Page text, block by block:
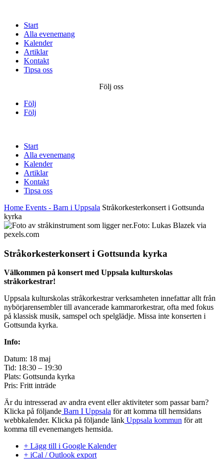
Start
Alla evenemang
Kalender
Artiklar
Kontakt
Tipsa oss
Följ oss
Följ
Följ
Start
Alla evenemang
Kalender
Artiklar
Kontakt
Tipsa oss
Home Events - Barn i Uppsala Stråkorkesterkonsert i Gottsunda
kyrka
Foto: Lukas Blazek via
pexels.com
Stråkorkesterkonsert i Gottsunda kyrka
Välkommen på konsert med Uppsala kulturskolas
stråkorkestrar!
Uppsala kulturskolas stråkorkestrar verksamheten innefattar allt från
nybörjarensembler till avancerade kammarorkestrar, ofta med fokus
på klassisk musik, samspel och spelglädje. Missa inte konserten i
Gottsunda kyrka.
Info:
Datum: 18 maj
Tid: 18:30 – 19:30
Plats: Gottsunda kyrka
Pris: Fritt inträde
Är du intresserad av andra event eller aktiviteter som passar barn?
Klicka på följande Barn I Uppsala för att komma till hemsidans
webbkalender. Klicka på följande länk Uppsala kommun för att
komma till evenemangets hemsida.
+ Lägg till i Google Kalender
+ iCal / Outlook export